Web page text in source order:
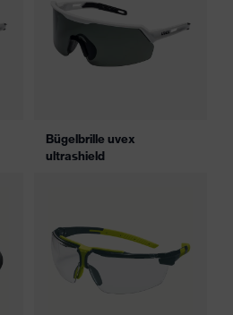
Bügelbrille uvex
ultrashield